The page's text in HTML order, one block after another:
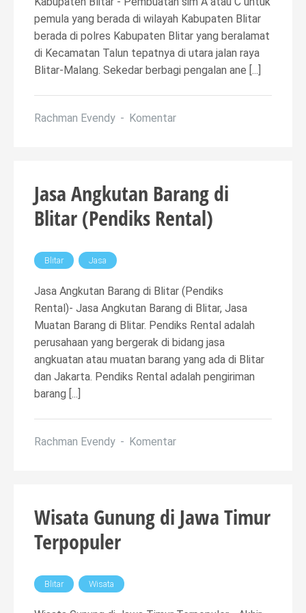
pemula yang berada di wilayah Kabupaten Blitar
berada di polres Kabupaten Blitar yang beralamat
di Kecamatan Talun tepatnya di utara jalan raya
Blitar-Malang. Sekedar berbagi pengalan ane [...]
Rachman Evendy Komentar
Jasa Angkutan Barang di
Blitar (Pendiks Rental)
Blitar Jasa
Jasa Angkutan Barang di Blitar (Pendiks
Rental)- Jasa Angkutan Barang di Blitar, Jasa
Muatan Barang di Blitar. Pendiks Rental adalah
perusahaan yang bergerak di bidang jasa
angkuatan atau muatan barang yang ada di Blitar
dan Jakarta. Pendiks Rental adalah pengiriman
barang [...]
Rachman Evendy Komentar
Wisata Gunung di Jawa Timur
Terpopuler
Blitar Wisata